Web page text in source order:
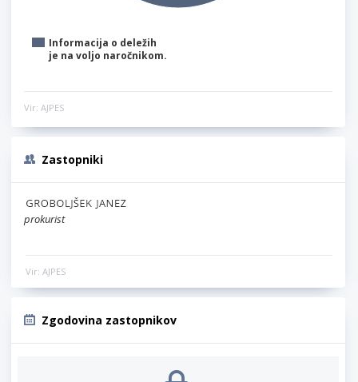
Informacija o deležih
je na voljo naročnikom.
Vir: AJPES
Zastopniki
prokurist
Vir: AJPES
Zgodovina zastopnikov